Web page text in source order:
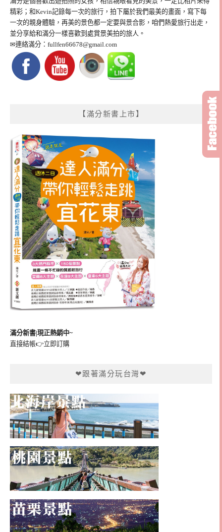
精彩；和Kevin記錄每一次的旅行，拍下屬於我們最美的畫面，寫下每
一次的親身體驗，再美的景色都一定要與景合影，咱們熱愛旅行出走，
並分享給和滿分一樣喜歡到處賞景美拍的旅人。
✉連絡滿分： fullfen66678@gmail.com
【滿分新書上市】
滿分新書|現正熱銷中~
直接結帳👉立即訂購
❤跟著滿分玩台灣❤